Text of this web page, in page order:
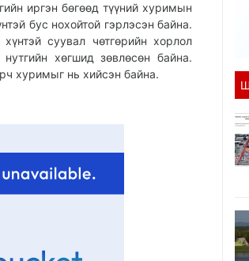
иргэн бөгөөд түүний хуримын
бус нохойтой гэрлэсэн байна.
суувал чөтгөрийн хорлол
хөгшид зөвлөсөн байна.
хуримыг нь хийсэн байна.